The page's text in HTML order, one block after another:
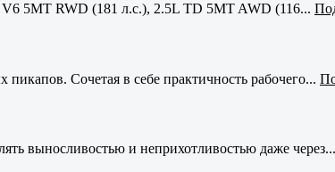
5MT RWD (181 л.с.), 2.5L TD 5MT AWD (116...
Сочетая в себе практичность рабочего...
выносливостью и неприхотливостью даже через...